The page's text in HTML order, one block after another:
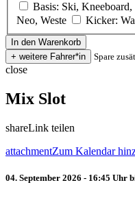
Basis: Ski, Kneeboard,
Neo, Weste
Kicker:
Spare
close
Mix Slot
shareLink teilen
attachmentZum Kalendar
04. September 2026 - 16:45 Uhr